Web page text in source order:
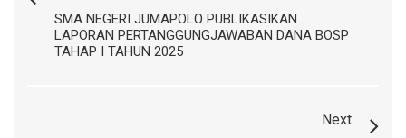
SMA NEGERI JUMAPOLO PUBLIKASIKAN
LAPORAN PERTANGGUNGJAWABAN DANA BOSP
TAHAP I TAHUN 2025
Next